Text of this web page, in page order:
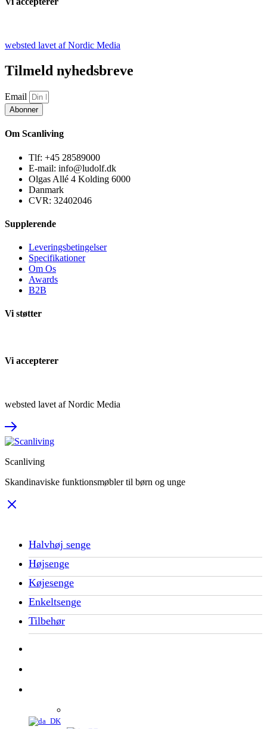
websted lavet af Nordic Media
Tilmeld nyhedsbreve
Email
Abonner
Om Scanliving
Tlf: +45 28589000
E-mail: info@ludolf.dk
Olgas Allé 4 Kolding 6000
Danmark
CVR: 32402046
Supplerende
Leveringsbetingelser
Specifikationer
Om Os
Awards
B2B
Vi støtter
Vi accepterer
websted lavet af Nordic Media
Scanliving
Skandinaviske funktionsmøbler til børn og unge
Halvhøj senge
Højsenge
Køjesenge
Enkeltsenge
Tilbehør